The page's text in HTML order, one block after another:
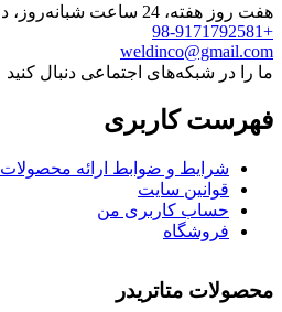
هفت روز هفته، 24 ساعت شبانه‌روز، در خدمت شما هستیم.
+98-9171792581
weldinco@gmail.com
ما را در شبکه‌های اجتماعی دنبال کنید
فهرست کاربری
شرایط و ضوابط ارائه محصولات
قوانین سایت
حساب کاربری من
فروشگاه
محصولات متاتریدر